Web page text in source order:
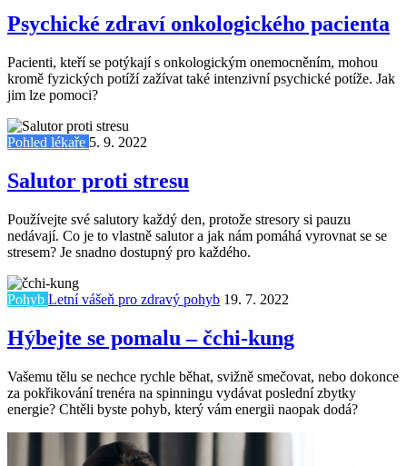
Psychické zdraví onkologického pacienta
Pacienti, kteří se potýkají s onkologickým onemocněním, mohou
kromě fyzických potíží zažívat také intenzivní psychické potíže. Jak
jim lze pomoci?
Pohled lékaře 5. 9. 2022
Salutor proti stresu
Používejte své salutory každý den, protože stresory si pauzu
nedávají. Co je to vlastně salutor a jak nám pomáhá vyrovnat se se
stresem? Je snadno dostupný pro každého.
Pohyb Letní vášeň pro zdravý pohyb 19. 7. 2022
Hýbejte se pomalu – čchi-kung
Vašemu tělu se nechce rychle běhat, svižně smečovat, nebo dokonce
za pokřikování trenéra na spinningu vydávat poslední zbytky
energie? Chtěli byste pohyb, který vám energii naopak dodá?